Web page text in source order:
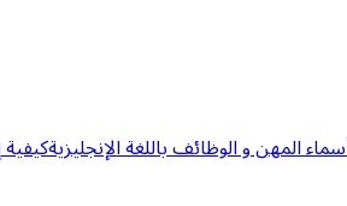
المهن و الوظائف باللغة الإنجليزيةكيفية